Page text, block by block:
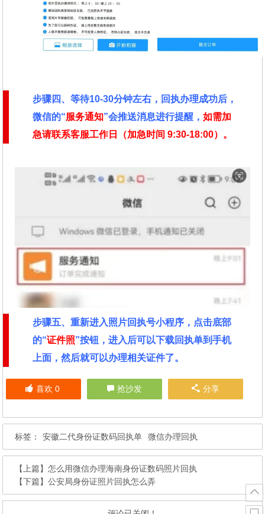
步骤四、等待10-30分钟左右，回执办理成功后，
微信的“服务通知”会推送消息进行提醒，如需加
急请联系客服工作日（加急时间 9:30-18:00）。
步骤五、重新进入照片回执号小程序，点击底部
的“证件照”按钮，进入后可以下载回执单到手机
上面，然后就可以办理相关证件了。
喜欢 0 抢沙发 分享
标签： 安徽二代身份证数码回执单 微信办理回执
【上篇】怎么用微信办理海南身份证数码照片回执
【下篇】公安局身份证照片回执怎么弄